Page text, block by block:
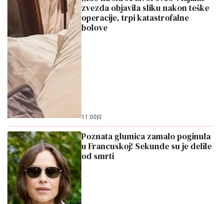
zvezda objavila sliku nakon teške
operacije, trpi katastrofalne
bolove
11:00 0
Poznata glumica zamalo poginula
u Francuskoj! Sekunde su je delile
od smrti